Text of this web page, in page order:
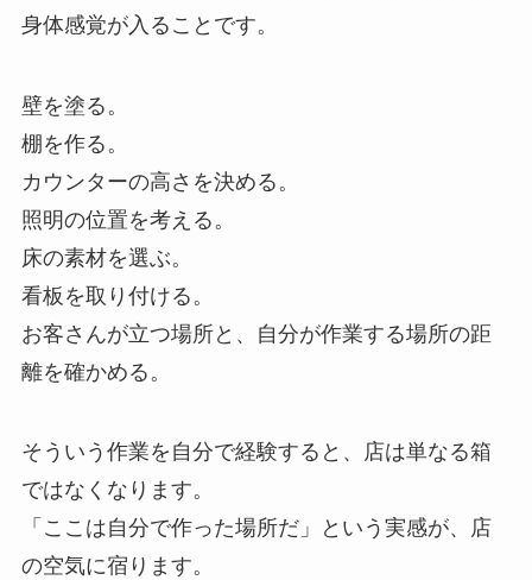
身体感覚が入ることです。
壁を塗る。
棚を作る。
カウンターの高さを決める。
照明の位置を考える。
床の素材を選ぶ。
看板を取り付ける。
お客さんが立つ場所と、自分が作業する場所の距
離を確かめる。
そういう作業を自分で経験すると、店は単なる箱
ではなくなります。
「ここは自分で作った場所だ」という実感が、店
の空気に宿ります。